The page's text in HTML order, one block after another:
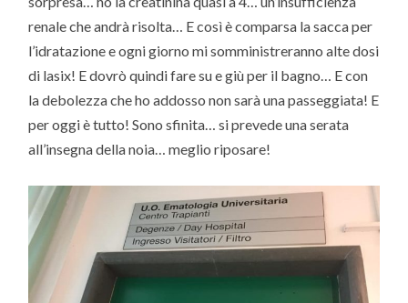
renale che andrà risolta… E così è comparsa la sacca per
l’idratazione e ogni giorno mi somministreranno alte dosi
di lasix! E dovrò quindi fare su e giù per il bagno… E con
la debolezza che ho addosso non sarà una passeggiata! E
per oggi è tutto! Sono sfinita… si prevede una serata
all’insegna della noia… meglio riposare!